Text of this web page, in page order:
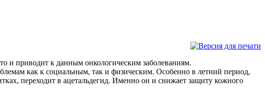
и приводит к данным онкологическим заболеваниям.
как к социальным, так и физическим. Особенно в летний период,
переходит в ацетальдегид. Именно он и снижает защиту кожного